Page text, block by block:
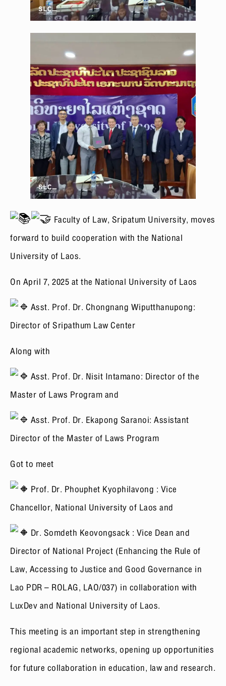
Faculty of Law, Sripatum University, moves
forward to build cooperation with the National
University of Laos.
On April 7, 2025 at the National University of Laos
Asst. Prof. Dr. Chongnang Wiputthanupong:
Director of Sripathum Law Center
Along with
Asst. Prof. Dr. Nisit Intamano: Director of the
Master of Laws Program and
Asst. Prof. Dr. Ekapong Saranoi: Assistant
Director of the Master of Laws Program
Got to meet
Prof. Dr. Phouphet Kyophilavong : Vice
Chancellor, National University of Laos and
Dr. Somdeth Keovongsack : Vice Dean and
Director of National Project (Enhancing the Rule of
Law, Accessing to Justice and Good Governance in
Lao PDR – ROLAG, LAO/037) in collaboration with
LuxDev and National University of Laos.
This meeting is an important step in strengthening
regional academic networks, opening up opportunities
for future collaboration in education, law and research.